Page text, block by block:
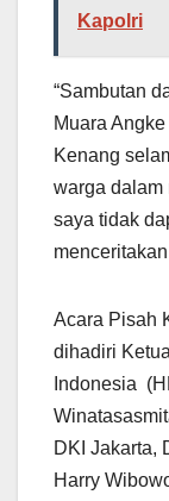
Kapolri
“Sambutan
Muara
Kenang
warga dalam
saya tidak
Acara Pisah
dihadiri
Indonesia
DKI Jakarta,
Harry